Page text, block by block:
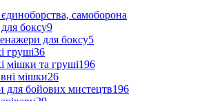
самоборона
боксу9
для боксу5
груші36
мішки та груші196
мішки26
для бойових мистецтв196